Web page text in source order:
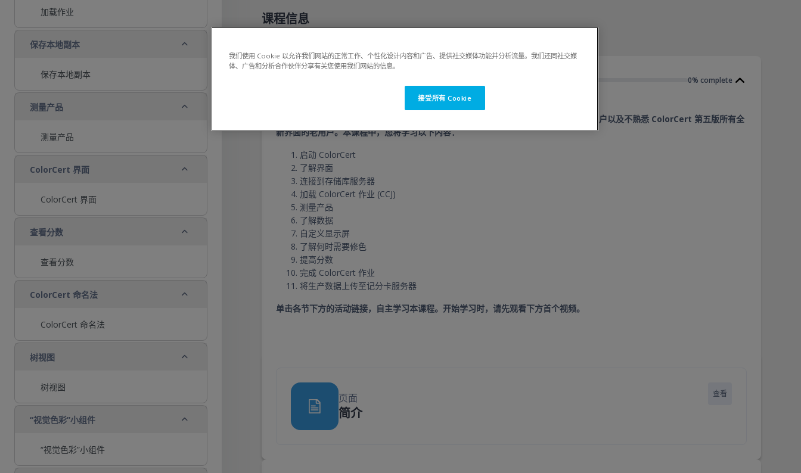
加载作业
保存本地副本 折叠
保存本地副本
测量产品 折叠
测量产品
ColorCert 界面 折叠
ColorCert 界面
查看分数 折叠
查看分数
ColorCert 命名法 折叠
ColorCert 命名法
树视图 折叠
树视图
“视觉色彩”小组件 折叠
“视觉色彩”小组件
课程信息
0% complete
欢迎参加 ColorCert 5 印刷机操作培训！本课程面向 ColorCert 新用户、需要复习的用户以及不熟悉 ColorCert 第五版所有全
新界面的老用户。本课程中，您将学习以下内容：
启动 ColorCert
了解界面
连接到存储库服务器
加载 ColorCert 作业 (CCJ)
测量产品
了解数据
自定义显示屏
了解何时需要修色
提高分数
完成 ColorCert 作业
将生产数据上传至记分卡服务器
单击各节下方的活动链接，自主学习本课程。开始学习时，请先观看下方首个视频。
页面
简介网页
查看
我们使用 Cookie 以允许我们网站的正常工作、个性化设计内容和广告、提供社交媒体功能并分析流量。我们还同社交媒
体、广告和分析合作伙伴分享有关您使用我们网站的信息。
接受所有 Cookie